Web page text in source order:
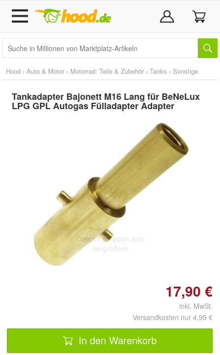
Hood › Auto & Motor › Motorrad: Teile & Zubehör › Tanks › Sonstige
Tankadapter Bajonett M16 Lang für BeNeLux
LPG GPL Autogas Fülladapter Adapter
Doppelt antippen zum
vergrößern
17,90 €
inkl. MwSt.
Versandkosten nur 4,95 €
In den Warenkorb